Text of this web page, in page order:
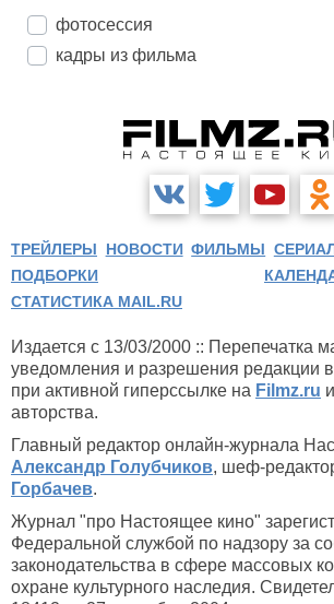
фотосессия
кадры из фильма
ТРЕЙЛЕРЫ НОВОСТИ ФИЛЬМЫ
ПОДБОРКИ
СТАТИСТИКА MAIL.RU
Издается с 13/03/2000 :: Перепечатка
уведомления и разрешения редакции
при активной гиперссылке на Filmz.ru
авторства.
Главный редактор онлайн-журнала
Александр Голубчиков, шеф-
Горбачев.
Журнал "про Настоящее кино"
Федеральной службой по надзору за
законодательства в сфере массовых
охране культурного наследия.